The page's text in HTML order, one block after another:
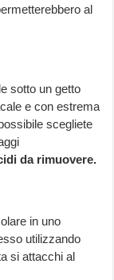
al
sotto un getto
e con estrema
scegliete
da rimuovere.
in uno
utilizzando
si attacchi al